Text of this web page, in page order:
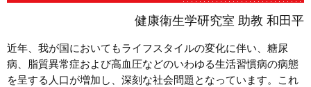
健康衛生学研究室 助教 和田平
近年、我が国においてもライフスタイルの変化に伴い、糖尿
病、脂質異常症および高血圧などのいわゆる生活習慣病の病態
を呈する人口が増加し、深刻な社会問題となっています。これ